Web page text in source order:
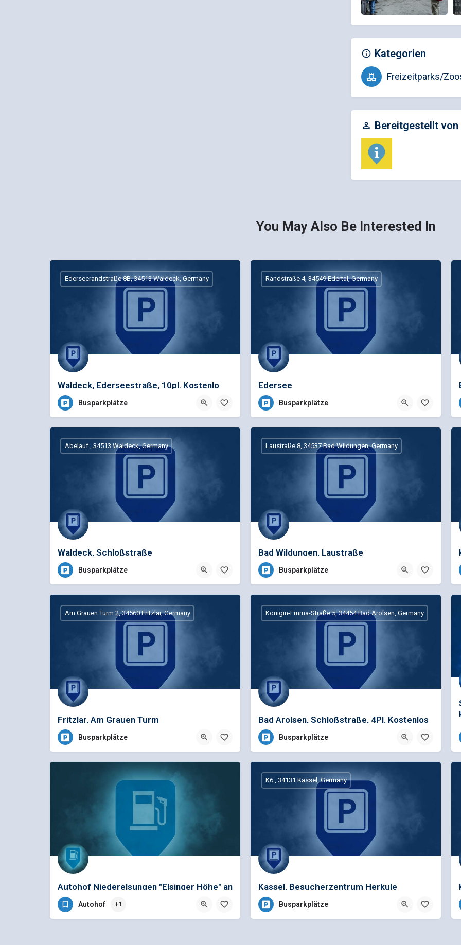
Kategorien
Freizeitparks/
Bereitgestellt von
You May Also Be Interested In
Waldeck, Ederseestraße, 10pl. Kostenlo
Ederseerandstraße 8B, 34513 Waldeck, Germany
Busparkplätze
Edersee
Randstraße 4, 34549 Edertal, Germany
Busparkplätze
Waldeck, Schloßstraße
Abelauf , 34513 Waldeck, Germany
Busparkplätze
Bad Wildungen, Laustraße
Laustraße 8, 34537 Bad Wildungen, Germany
Busparkplätze
Fritzlar, Am Grauen Turm
Am Grauen Turm 2, 34560 Fritzlar, Germany
Busparkplätze
Bad Arolsen, Schloßstraße, 4Pl. Kostenlos
Königin-Emma-Straße 5, 34454 Bad Arolsen, Germany
Busparkplätze
Autohof Niederelsungen "Elsinger Höhe" an
der A 44 Abfahrt 66 Breuna
Autohof +1
Kassel, Besucherzentrum Herkule
K6 , 34131 Kassel, Germany
Busparkplätze